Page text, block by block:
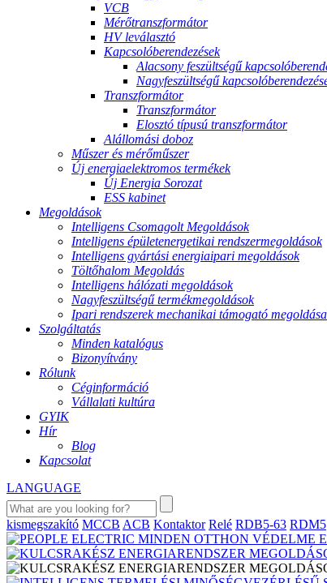
VCB
Mérőtranszformátor
HV leválasztó
Kapcsolóberendezések
Alacsony feszültségű
Nagyfeszültségű
Transzformátor
Transzformátor
Elosztó típusú transzformátor
Alállomási doboz
Műszer és mérőműszer
Új energiaelektromos termékek
Új Energia Sorozat
ESS kabinet
Megoldások
Intelligens Csomagolt Megoldások
Intelligens épületenergetikai rendszermegoldások
Intelligens gyártási energiaipari megoldások
Töltőhalom Megoldás
Intelligens hálózati megoldások
Nagyfeszültségű termékmegoldások
Ipari rendszerek mechanikai támogató
Szolgáltatás
Minden katalógus
Bizonyítvány
Rólunk
Céginformáció
Vállalati kultúra
GYIK
Hír
Blog
Kapcsolat
LANGUAGE
kismegszakító MCCB ACB Kontaktor Relé RDB5-63 RDM5